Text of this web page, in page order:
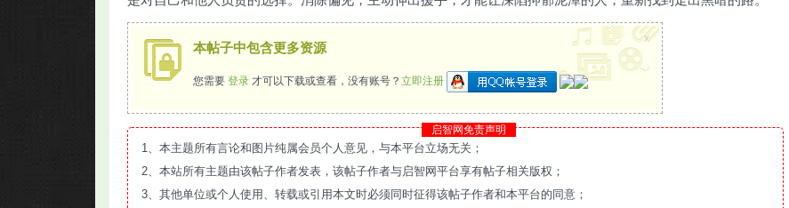
本帖子中包含更多资源
您需要 登录 才可以下载或查看，没有账号？ 立即注册
x
启智网免责声明
1、本主题所有言论和图片纯属会员个人意见，与本平台立场无关；
2、本站所有主题由该帖子作者发表，该帖子作者与启智网平台享有帖子相关版权；
3、其他单位或个人使用、转载或引用本文时必须同时征得该帖子作者和本平台的同意；